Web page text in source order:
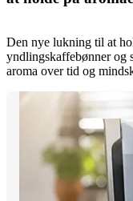
Den nye lukning til at
yndlingskaffebønner og
aroma over tid og